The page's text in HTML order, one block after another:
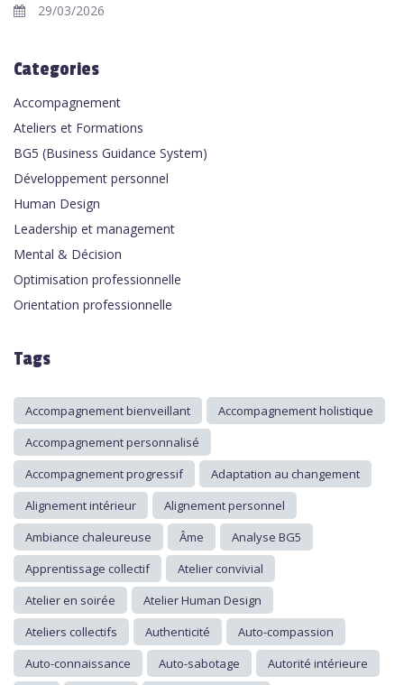
29/03/2026
Categories
Accompagnement
Ateliers et Formations
BG5 (Business Guidance System)
Développement personnel
Human Design
Leadership et management
Mental & Décision
Optimisation professionnelle
Orientation professionnelle
Tags
Accompagnement bienveillant
Accompagnement holistique
Accompagnement personnalisé
Accompagnement progressif
Adaptation au changement
Alignement intérieur
Alignement personnel
Ambiance chaleureuse
Âme
Analyse BG5
Apprentissage collectif
Atelier convivial
Atelier en soirée
Atelier Human Design
Ateliers collectifs
Authenticité
Auto-compassion
Auto-connaissance
Auto-sabotage Autorité intérieure